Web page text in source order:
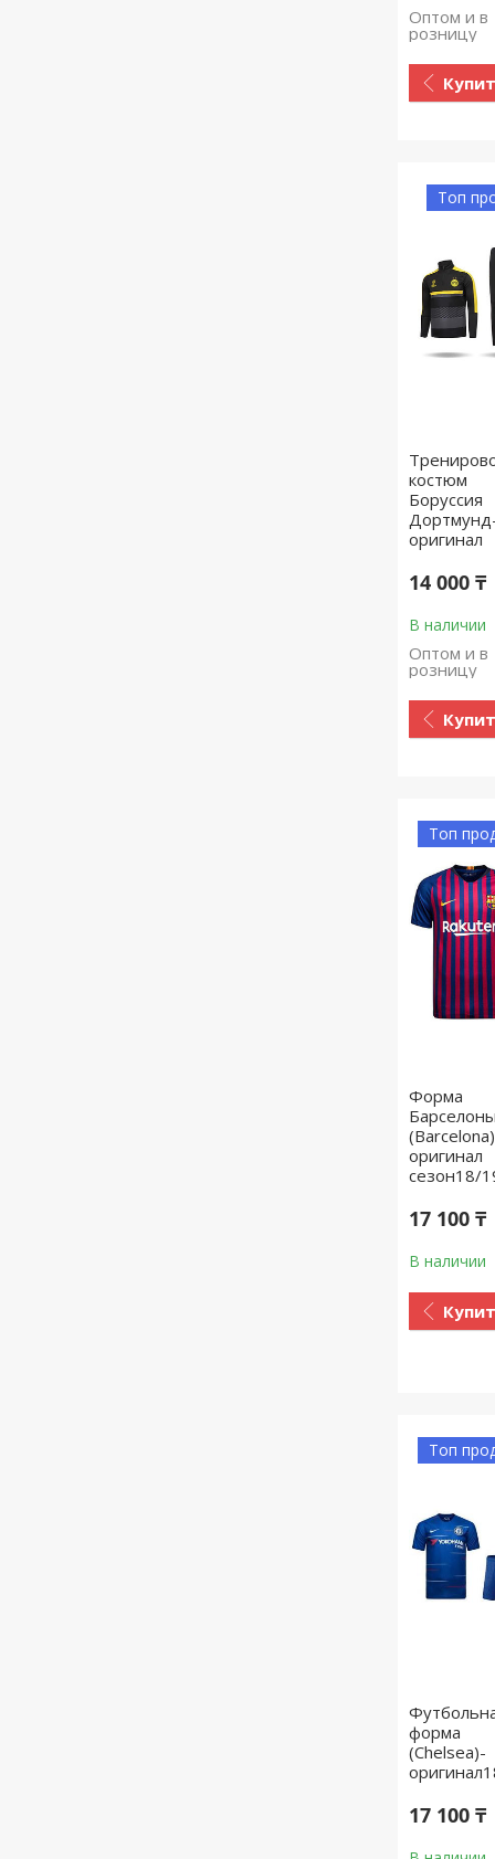
Оптом и в
розницу
Топ
костюм
Боруссия
оригинал
14 000 ₸
В наличии
Оптом и в
розницу
Топ
Форма
оригинал
сезон18/
17 100 ₸
В наличии
Топ
форма
(Chelsea)-
17 100 ₸